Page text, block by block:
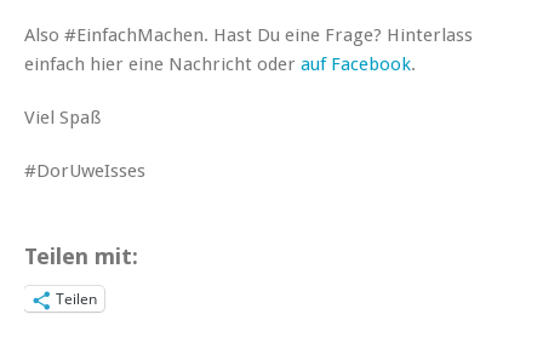
Also #EinfachMachen. Hast Du eine Frage? Hinterlass
einfach hier eine Nachricht oder auf Facebook.
Viel Spaß
#DorUweIsses
Teilen mit:
Teilen